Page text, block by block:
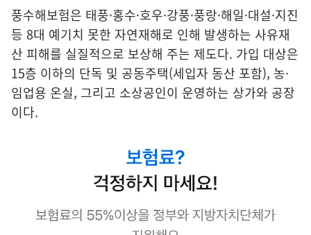
풍수해보험은 태풍·홍수·호우·강풍·풍랑·해일·대설·지진
등 8대 예기치 못한 자연재해로 인해 발생하는 사유재
산 피해를 실질적으로 보상해 주는 제도다. 가입 대상은
15층 이하의 단독 및 공동주택(세입자 동산 포함), 농·
임업용 온실, 그리고 소상공인이 운영하는 상가와 공장
이다.